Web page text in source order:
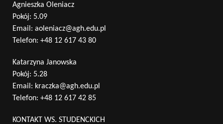
Agnieszka Oleniacz
Pokój: 5.09
Email: aoleniacz@agh.edu.pl
Telefon: +48 12 617 43 80
Katarzyna Janowska
Pokój: 5.28
Email: kraczka@agh.edu.pl
Telefon: +48 12 617 42 85
KONTAKT WS. STUDENCKICH